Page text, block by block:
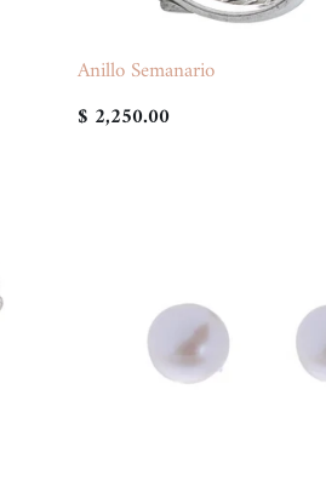
Anillo Semanario
$ 2,250.00